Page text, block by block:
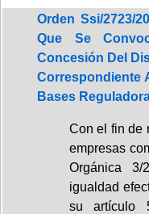
Orden Ssi/2723/
Que Se
Concesión Del
Correspondiente
Bases
Con el fin de
empresas
Orgánica
igualdad
su artículo